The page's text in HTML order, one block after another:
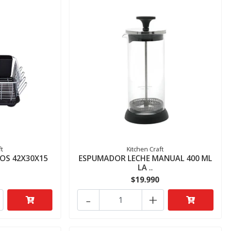
42X30X15
Kitchen Craft
ESPUMADOR LECHE MANUAL 400 ML
LA ..
$19.990
+
-